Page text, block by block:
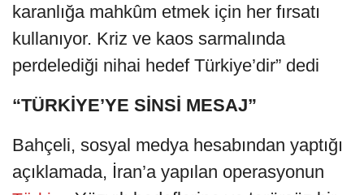
karanlığa mahkûm etmek için her fırsatı
kullanıyor. Kriz ve kaos sarmalında
perdelediği nihai hedef Türkiye’dir” dedi
“TÜRKİYE’YE SİNSİ MESAJ”
Bahçeli, sosyal medya hesabından yaptığı
açıklamada, İran’a yapılan operasyonun